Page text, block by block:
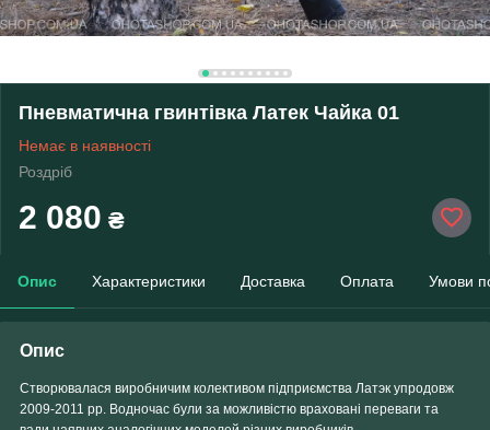
Пневматична гвинтівка Латек Чайка 01
Немає в наявності
Роздріб
2 080 ₴
Опис Характеристики Доставка Оплата Умови
Опис
Створювалася виробничим колективом підприємства Латэк упродовж
2009-2011 рр. Водночас були за можливістю враховані переваги та